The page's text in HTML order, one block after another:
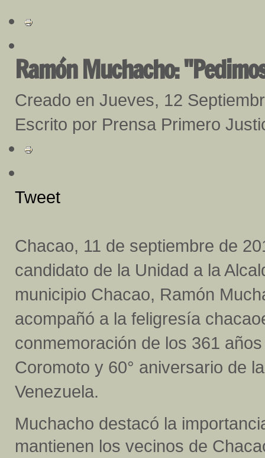
Ramón Muchacho:
Creado en Jueves, 12
Escrito por Prensa Primero
Tweet
Chacao, 11 de septiembre de
candidato de la Unidad a la
municipio Chacao, Ramón
acompañó a la feligresía
conmemoración de los 361
Coromoto y 60° aniversario de
Venezuela.
Muchacho destacó la
mantienen los vecinos de